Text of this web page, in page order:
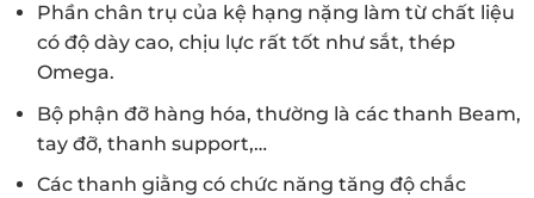
Phần chân trụ của kệ hạng nặng làm từ chất liệu
có độ dày cao, chịu lực rất tốt như sắt, thép
Omega.
Bộ phận đỡ hàng hóa, thường là các thanh Beam,
tay đỡ, thanh support,…
Các thanh giằng có chức năng tăng độ chắc